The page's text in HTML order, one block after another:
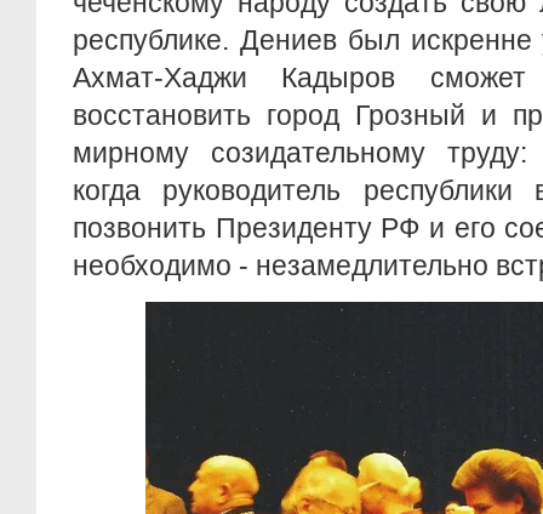
республике. Дениев был
Ахмат-Хаджи Кадыров сможет
восстановить город Грозный и
мирному созидательному
когда руководитель
позвонить Президенту РФ и его
необходимо - незамедлительно